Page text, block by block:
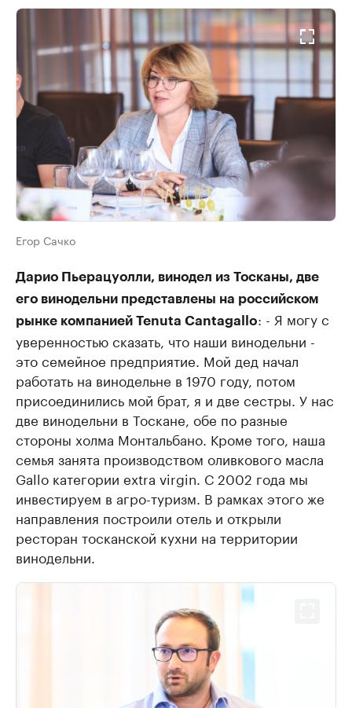
Егор Сачко
Дарио Пьерацуолли, винодел из Тосканы, две
его винодельни представлены на российском
рынке компанией Tenuta Cantagallo: - Я могу с
уверенностью сказать, что наши винодельни -
это семейное предприятие. Мой дед начал
работать на винодельне в 1970 году, потом
присоединились мой брат, я и две сестры. У нас
две винодельни в Тоскане, обе по разные
стороны холма Монтальбано. Кроме того, наша
семья занята производством оливкового масла
Gallo категории extra virgin. С 2002 года мы
инвестируем в агро-туризм. В рамках этого же
направления построили отель и открыли
ресторан тосканской кухни на территории
винодельни.